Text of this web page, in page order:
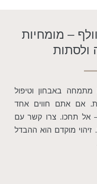
וטיפול
אחד
קשר עם
הוא ההבדל